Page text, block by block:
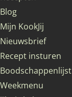
Blog
Mijn KookJij
Nieuwsbrief
Recept insturen
Boodschappenlijst
Weekmenu